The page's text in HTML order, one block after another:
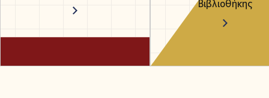
Βιβλιοθήκης